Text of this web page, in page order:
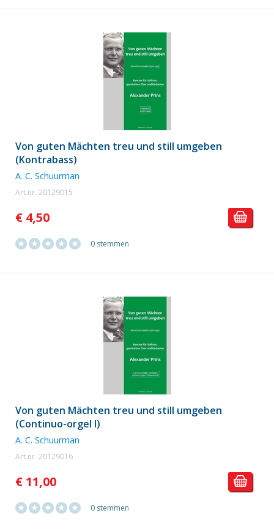
Von guten Mächten treu und still umgeben
(Kontrabass)
A. C. Schuurman
Art.nr. 20129015
€ 4,50
0 stemmen
Von guten Mächten treu und still umgeben
(Continuo-orgel I)
A. C. Schuurman
Art.nr. 20129016
€ 11,00
0 stemmen